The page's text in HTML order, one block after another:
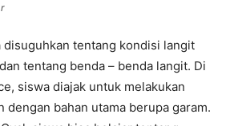
disuguhkan tentang kondisi langit
tentang benda – benda langit. Di
siswa diajak untuk melakukan
dengan bahan utama berupa garam.